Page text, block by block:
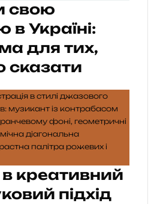
свою
в Україні:
для тих,
сказати
в креативний
підхід